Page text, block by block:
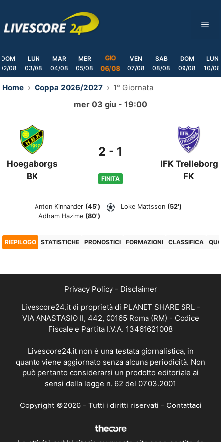
content
DOM
02/08
LUN
03/08
MAR
04/08
MER
05/08
GIO
06/08
VEN
07/08
SAB
08/08
DOM
09/08
LUN
10/08
Home Coppa 2026/2027 1° Giornata
mer 03 giu - 19:00
Hoegaborgs
BK
2 - 1
FINITA
IFK Trelleborg
FK
Anton Kinnander (45')
Adham Hazime (80')
Loke Mattsson (52')
RIEPILOGO STATISTICHE PRONOSTICI FORMAZIONI CLASSIFICA
Privacy Policy- Disclaimer
Livescore24.it di proprietà di PLANET SHARE SRL -
VIA ANASTASIO II, 442, 00165 Roma (RM) - Codice
Fiscale e Partita I.V.A. 13461621008
Livescore24.it non è una testata giornalistica, in
quanto viene aggiornato senza alcuna periodicità. Non
può pertanto considerarsi un prodotto editoriale ai
sensi della legge n. 62 del 07.03.2001
Copyright ©2026 - Tutti i diritti riservati - Contattaci